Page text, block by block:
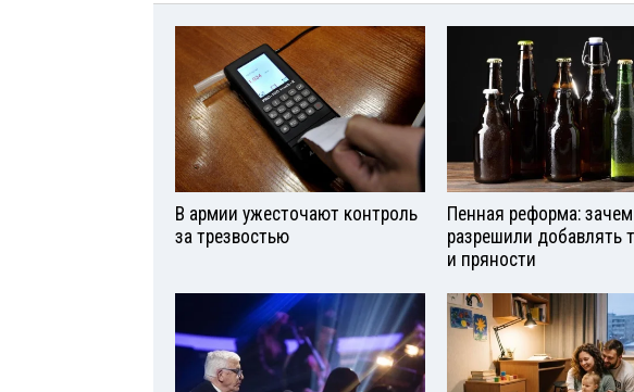
В армии ужесточают контроль
за трезвостью
Пенная реформа:
разрешили добавлять
и пряности